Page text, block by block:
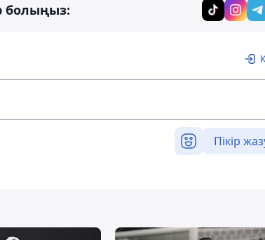
болыңыз:
Пікір